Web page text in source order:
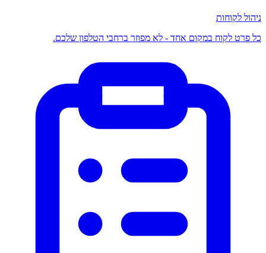
ניהול לקוחות
כל פרט לקוח במקום אחד - לא מפוזר ברחבי הטלפון שלכם.